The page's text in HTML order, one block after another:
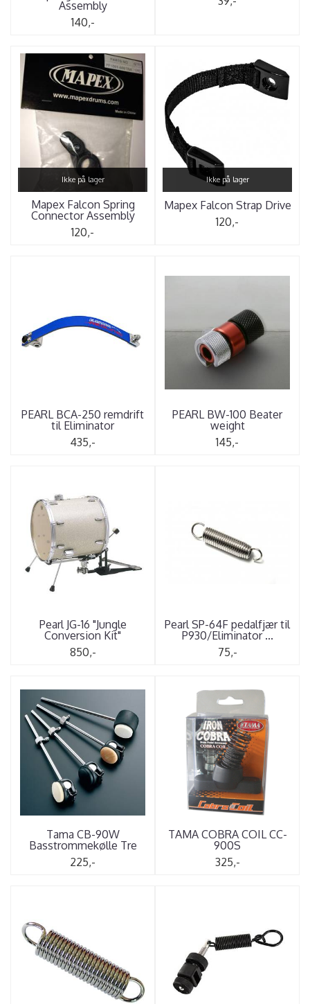
Assembly
140,-
Ikke på lager
Mapex Falcon Spring
Connector Assembly
120,-
Ikke på lager
Mapex Falcon Strap Drive
120,-
PEARL BCA-250 remdrift
til Eliminator
435,-
PEARL BW-100 Beater
weight
145,-
Pearl JG-16 "Jungle
Conversion Kit"
850,-
Pearl SP-64F pedalfjær til
P930/Eliminator ...
75,-
Tama CB-90W
Basstrommekølle Tre
225,-
TAMA COBRA COIL CC-
900S
325,-